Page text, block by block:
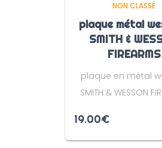
NON CLASSÉ
plaque métal
SMITH &
FIREARMS
plaque en métal
SMITH & WESSON
19.00€